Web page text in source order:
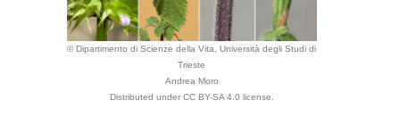
© Dipartimento di Scienze della Vita, Università degli Studi di
Trieste
Andrea Moro
Distributed under CC BY-SA 4.0 license.